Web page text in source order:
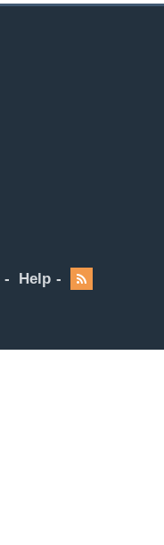
Help